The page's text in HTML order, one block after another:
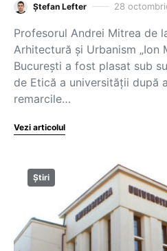
Ștefan Lefter 28
Profesorul Andrei Mitrea de
Arhitectură și Urbanism „Ion
București a fost plasat sub
de Etică a universității după
remarcile…
Vezi articolul
Știri